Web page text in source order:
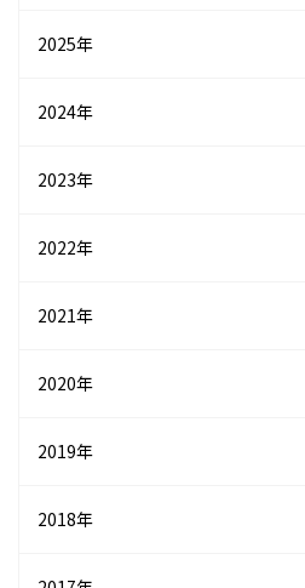
2025年
2024年
2023年
2022年
2021年
2020年
2019年
2018年